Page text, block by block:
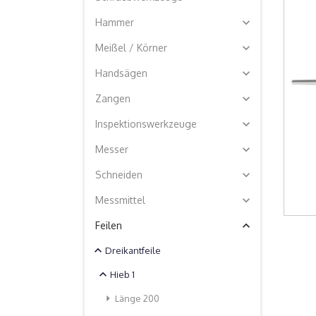
Hammer expand_more
Meißel / Körner expand_more
Handsägen expand_more
Zangen expand_more
Inspektionswerkzeuge expand_more
Messer expand_more
Schneiden expand_more
Messmittel expand_more
Feilen expand_less
Dreikantfeile
expand_less
Hieb 1
expand_less
Länge 200
arrow_right